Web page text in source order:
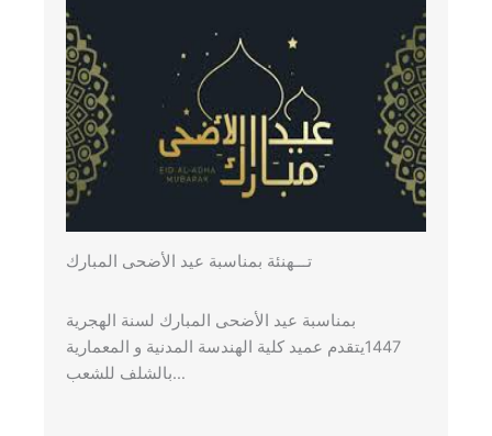
تـــهنئة بمناسبة عيد الأضحى المبارك
بمناسبة عيد الأضحى المبارك لسنة الهجرية
1447يتقدم عميد كلية الهندسة المدنية و المعمارية
بالشلف للشعب…